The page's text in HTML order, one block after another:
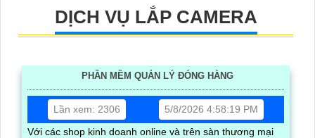
DỊCH VỤ LẮP CAMERA
PHẦN MỀM QUẢN LÝ ĐÓNG HÀNG
Lần xem: 2306
5/8/2026 4:58:19 PM
Với các shop kinh doanh online và trên sàn thương mại